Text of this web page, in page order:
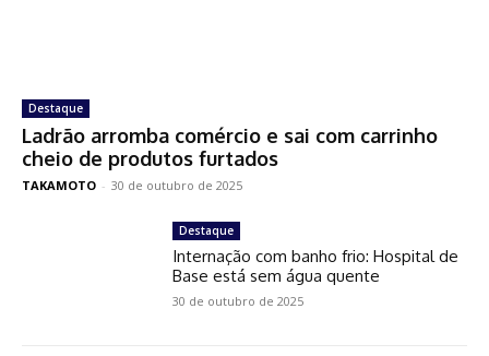
Destaque
Ladrão arromba comércio e sai com carrinho
cheio de produtos furtados
TAKAMOTO - 30 de outubro de 2025
Destaque
Internação com banho frio: Hospital de
Base está sem água quente
30 de outubro de 2025